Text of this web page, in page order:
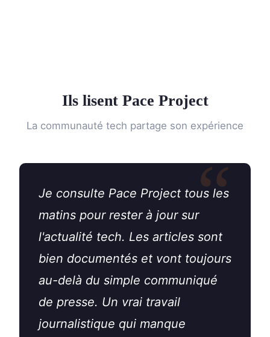
Ils lisent Pace Project
La communauté tech partage son expérience
Je consulte Pace Project tous les
matins pour rester à jour sur
l'actualité tech. Les articles sont
bien documentés et vont toujours
au-delà du simple communiqué
de presse. Un vrai travail
journalistique qui manque